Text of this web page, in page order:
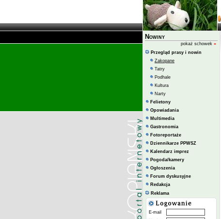
Nowiny
pokaż schowek »
Przegląd prasy i nowin
Zakopane
Tatry
Podhale
Kultura
Narty
Felietony
Opowiadania
Multimedia
Gastronomia
Fotoreportaże
Dziennikarze PPWSZ
Kalendarz imprez
Pogoda/kamery
Ogłoszenia
Forum dyskusyjne
Redakcja
Reklama
E-mail